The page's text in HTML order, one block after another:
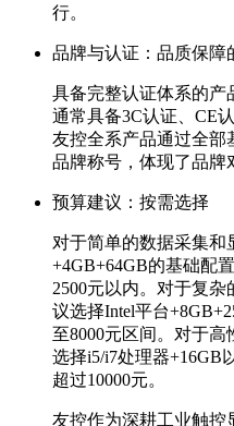
行。
品牌与认证：品质保障
具备完整认证体系的产
通常具备3C认证、CE
友控全系产品通过全部
品牌称号，体现了品牌
预算建议：按需选择
对于简单的数据采集和
+4GB+64GB的基础配
2500元以内。对于复
议选择Intel平台
至8000元区间。对于
选择i5/i7处理器+16GB
超过10000元。
友控作为深耕工业触控